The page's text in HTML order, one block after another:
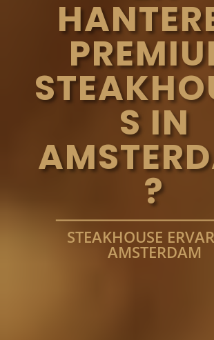
S IN
?
STEAKHOUSE
AMSTERDAM